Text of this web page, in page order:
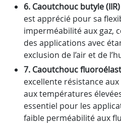
6. Caoutchouc butyle
est apprécié pour sa
imperméabilité aux gaz,
des applications avec
exclusion de l’air et de
7. Caoutchouc
excellente résistance
aux températures
essentiel pour les
faible perméabilité aux